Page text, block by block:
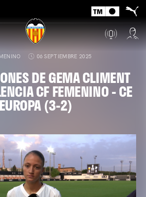
06 SEPTIEMBRE 2025
DE GEMA CLIMENT
CF FEMENINO - CE
EUROPA (3-2)